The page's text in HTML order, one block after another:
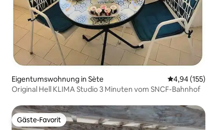
Eigentumswohnung in Sète
4,94 (155)
Original Hell KLIMA Studio 3 Minuten vom SNCF-Bahnhof
Gäste-Favorit
Gäste-Favorit